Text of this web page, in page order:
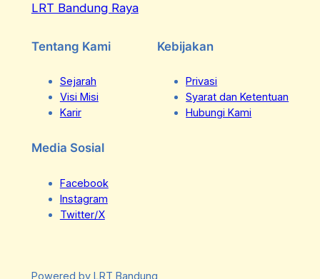
LRT Bandung Raya
Tentang Kami
Sejarah
Visi Misi
Karir
Kebijakan
Privasi
Syarat dan Ketentuan
Hubungi Kami
Media Sosial
Facebook
Instagram
Twitter/X
Powered by LRT Bandung